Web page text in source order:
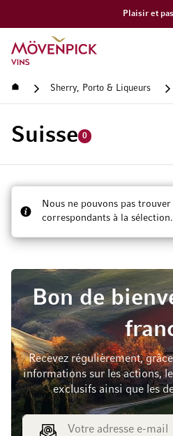
Plaisir et
Aller à la page d'accueil
Accueil Sherry, Porto & Liqueurs
Suisse 0
Nous ne pouvons pas
correspondants à la sélection.
Bon de
Recevez régulièrement,
informations sur les actions,
exclusifs ainsi que les
Adresse e-mail